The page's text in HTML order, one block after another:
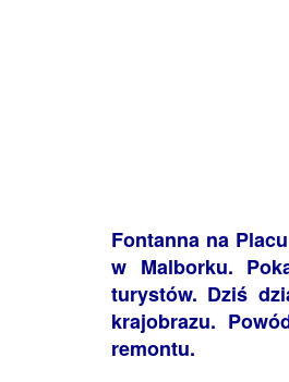
Fontanna na
w Malborku.
turystów. Dziś
krajobrazu.
remontu.